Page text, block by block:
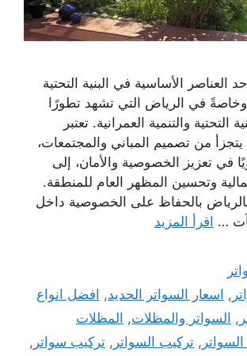
العناصر الأساسية في البنية التحتية
وخاصةً في الرياض التي تشهد تطورًا
التحتية والتنمية العمرانية. تعتبر
يتجزأ من تصميم المباني والمجتمعات،
في تعزيز الخصوصية والأمان، إلى
وتحسين المظهر العام للمنطقة.
بالحفاظ على الخصوصية داخل
… اقرأ المزيد
, اسعار السواتر الحديد, افضل انواع
, السواتر والمظلات, المظلات
, تركيب السواتر , تركيب سواتر ,